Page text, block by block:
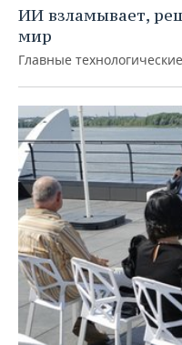
ИИ взламывает,
мир
Главные